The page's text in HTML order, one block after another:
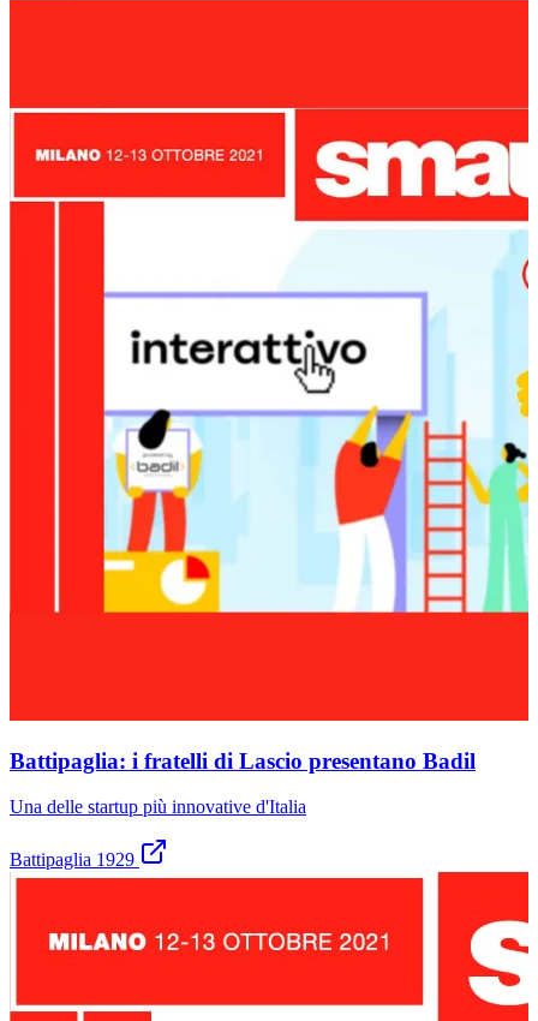
Battipaglia: i fratelli di Lascio presentano Badil
Una delle startup più innovative d'Italia
Battipaglia 1929